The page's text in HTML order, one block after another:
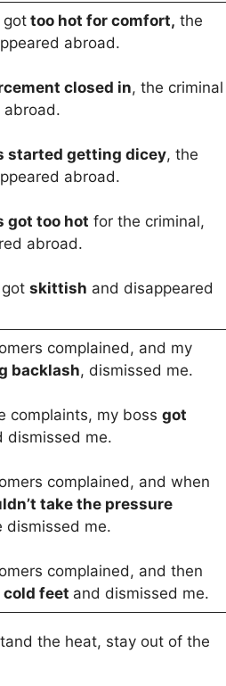
gottoo hot for comfort, the
abroad.
closed in, the criminal
abroad.
started getting dicey, the
abroad.
got too hot for the criminal,
abroad.
skittish and disappeared
complained, and my
backlash, dismissed me.
complaints, my boss got
dismissed me.
complained, and when
take the pressure
dismissed me.
complained, and then
cold feet and dismissed me.
the heat, stay out of the